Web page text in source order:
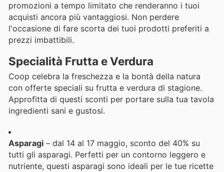
promozioni a tempo limitato che renderanno i tuoi
acquisti ancora più vantaggiosi. Non perdere
l'occasione di fare scorta dei tuoi prodotti preferiti a
prezzi imbattibili.
Specialità Frutta e Verdura
Coop celebra la freschezza e la bontà della natura
con offerte speciali su frutta e verdura di stagione.
Approfitta di questi sconti per portare sulla tua tavola
ingredienti sani e gustosi.
Asparagi – dal 14 al 17 maggio, sconto del 40% su
tutti gli asparagi. Perfetti per un contorno leggero e
nutriente, questi asparagi sono ideali per le tue ricette